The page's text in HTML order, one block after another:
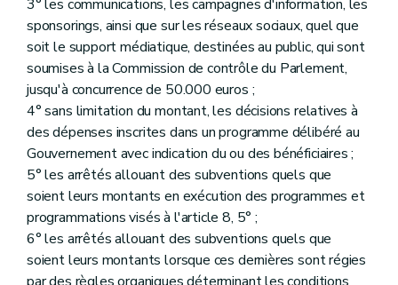
3° les communications, les campagnes d'information, les
sponsorings, ainsi que sur les réseaux sociaux, quel que
soit le support médiatique, destinées au public, qui sont
soumises à la Commission de contrôle du Parlement,
jusqu'à concurrence de 50.000 euros ;
4° sans limitation du montant, les décisions relatives à
des dépenses inscrites dans un programme délibéré au
Gouvernement avec indication du ou des bénéficiaires ;
5° les arrêtés allouant des subventions quels que
soient leurs montants en exécution des programmes et
programmations visés à l'article 8, 5° ;
6° les arrêtés allouant des subventions quels que
soient leurs montants lorsque ces dernières sont régies